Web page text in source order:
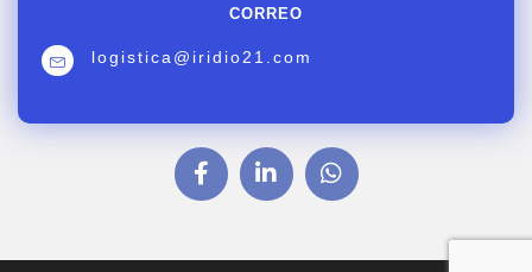
CORREO
logistica@iridio21.com